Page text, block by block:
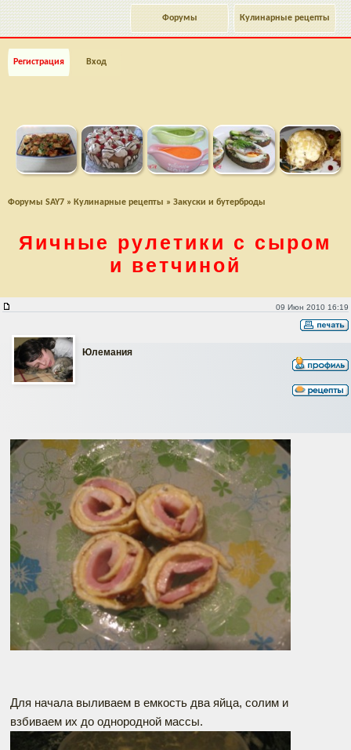
Кулинарные рецепты
Форумы
Регистрация Вход
Форумы SAY7 » Кулинарные рецепты » Закуски и бутерброды
Яичные рулетики с сыром
и ветчиной
09 Июн 2010 16:19
Юлемания
Для начала выливаем в емкость два яйца, солим и
взбиваем их до однородной массы.